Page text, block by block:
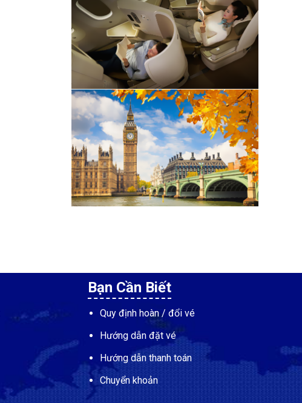
Bạn Cần Biết
Quy định hoàn / đổi vé
Hướng dẫn đặt vé
Hướng dẫn thanh toán
Chuyển khoản